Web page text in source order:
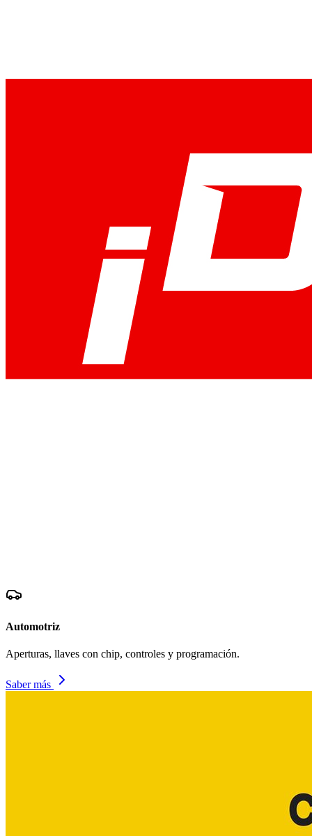
Automotriz
Aperturas, llaves con chip, controles y programación.
Saber más